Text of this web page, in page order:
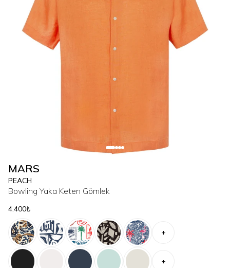
MARS
PEACH
Bowling Yaka Keten Gömlek
4.400₺
+
+